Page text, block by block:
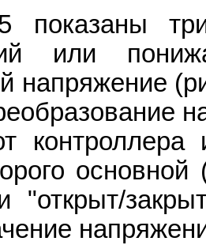
или
напряжение
контроллера
"открыт/